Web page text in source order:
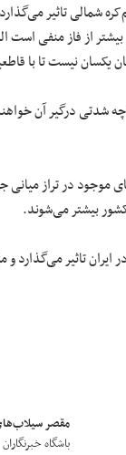
شمالی تاثیر
از فاز منفی است
نیست تا با
شدتی درگیر آن
در تراز میانی
بیشتر می‌شوند.
در ایران تاثیر
مقصر
باشگاه خبرنگاران